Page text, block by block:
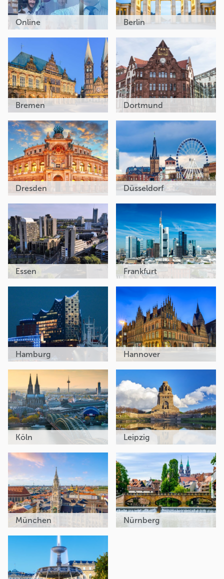
Online Berlin
Bremen Dortmund
Dresden Düsseldorf
Essen Frankfurt
Hamburg Hannover
Köln Leipzig
München Nürnberg